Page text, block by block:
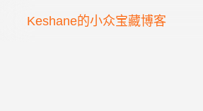
Keshane的小众宝藏博客